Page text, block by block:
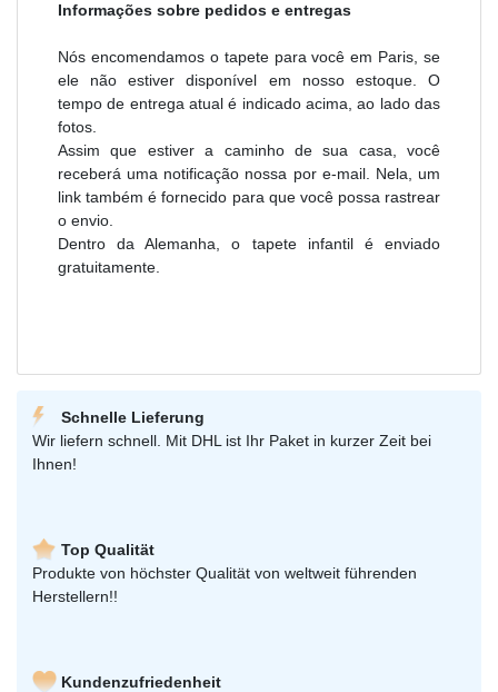
Informações sobre pedidos e entregas
Nós encomendamos o tapete para você em Paris, se
ele não estiver disponível em nosso estoque. O
tempo de entrega atual é indicado acima, ao lado das
fotos.
Assim que estiver a caminho de sua casa, você
receberá uma notificação nossa por e-mail. Nela, um
link também é fornecido para que você possa rastrear
o envio.
Dentro da Alemanha, o tapete infantil é enviado
gratuitamente.
Schnelle Lieferung
Wir liefern schnell. Mit DHL ist Ihr Paket in kurzer Zeit bei
Ihnen!
Top Qualität
Produkte von höchster Qualität von weltweit führenden
Herstellern!!
Kundenzufriedenheit